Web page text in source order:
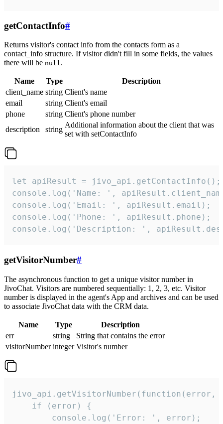
getContactInfo#
Returns visitor's contact info from the contacts form as a
contact_info structure. If visitor didn't fill in some fields, the values
there will be null.
Name Type
Description
client_name string Client's name
email
string Client's email
phone
string Client's phone number
description
string
Additional information about the client that was
set with setContactInfo
let apiResult = jivo_api.getContactInfo();
console.log('Name: ',
console.log('Email: ', apiResult.email);
console.log('Phone: ', apiResult.phone);
console.log('Description: ',
getVisitorNumber#
The asynchronous function to get a unique visitor number in
JivoChat. Visitors are numbered sequentially: 1, 2, 3, etc. Visitor
number is displayed in the agent's App and archives and can be used
to associate JivoChat data with the CRM data.
Name Type
Description
err
string
String that contains the error
visitorNumber integer Visitor's number
jivo_api.getVisitorNumber(function(error,
    if (error) {
        console.log('Error: ', error);